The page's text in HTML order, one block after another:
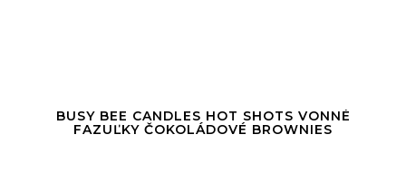
BUSY BEE CANDLES HOT SHOTS VONNÉ
FAZUĽKY ČOKOLÁDOVÉ BROWNIES